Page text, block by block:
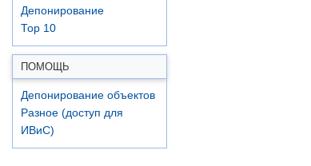
Депонирование
Top 10
ПОМОЩЬ
Депонирование объектов
Разное (доступ для
ИВиС)